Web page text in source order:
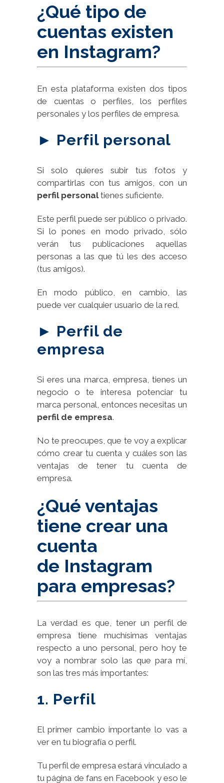
¿Qué tipo de
cuentas existen
en Instagram?
En esta plataforma existen dos tipos
de cuentas o perfiles, los perfiles
personales y los perfiles de empresa.
► Perfil personal
Si solo quieres subir tus fotos y
compartirlas con tus amigos, con un
perfil personaltienes suficiente.
Este perfil puede ser público o privado.
Si lo pones en modo privado, sólo
verán tus publicaciones aquellas
personas a las que tú les des acceso
(tus amigos).
En modo público, en cambio, las
puede ver cualquier usuario de la red.
► Perfil de
empresa
Si eres una marca, empresa, tienes un
negocio o te interesa potenciar tu
marca personal, entonces necesitas un
perfil de empresa.
No te preocupes, que te voy a explicar
cómo crear tu cuenta y cuáles son las
ventajas de tener tu cuenta de
empresa.
¿Qué ventajas
tiene crear una
cuenta
de Instagram
para empresas?
La verdad es que, tener un perfil de
empresa tiene muchísimas ventajas
respecto a uno personal, pero hoy te
voy a nombrar solo las que para mí,
son las tres más importantes:
1. Perfil
El primer cambio importante lo vas a
ver en tu biografía o perfil.
Tu perfil de empresa estará vinculado a
tu página de fans en Facebook y eso le